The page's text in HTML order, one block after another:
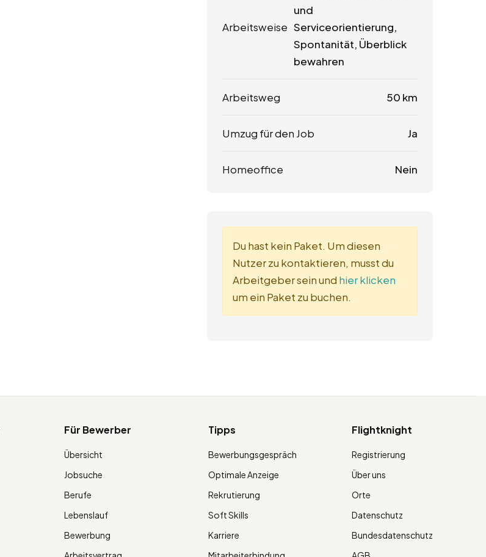
Arbeitsweise
und
Serviceorientierung,
Spontanität, Überblick
bewahren
Arbeitsweg 50 km
Umzug für den Job Ja
Homeoffice Nein
Du hast kein Paket. Um diesen
Nutzer zu kontaktieren, musst du
Arbeitgeber sein und hier klicken
um ein Paket zu buchen.
Für Bewerber
Übersicht
Jobsuche
Berufe
Lebenslauf
Bewerbung
Tipps
Bewerbungsgespräch
Optimale Anzeige
Rekrutierung
Soft Skills
Karriere
Flightknight
Registrierung
Über uns
Orte
Datenschutz
Bundesdatenschutz